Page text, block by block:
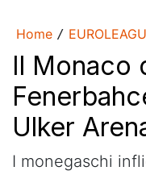
Home /
Il Monaco
Ulker
I monegaschi